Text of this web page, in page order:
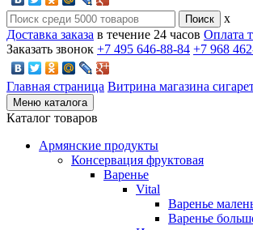
x
Доставка заказа в течение 24 часов Оплата
Заказать звонок +7 495 646-88-84 +7 968
Главная страница Витрина магазина
Меню каталога
Каталог товаров
Армянские продукты
Консервация фруктовая
Варенье
Vital
Варенье
Варенье